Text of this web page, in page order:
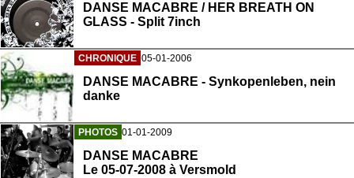
DANSE MACABRE / HER BREATH ON
GLASS - Split 7inch
CHRONIQUE 05-01-2006
DANSE MACABRE - Synkopenleben, nein
danke
PHOTOS 01-01-2009
DANSE MACABRE
Le 05-07-2008 à Versmold